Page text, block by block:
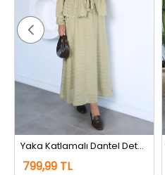
Yaka Katlamalı Dantel Detaylı Bluz Etek Tesettür İkili Takım Haki
799,99 TL